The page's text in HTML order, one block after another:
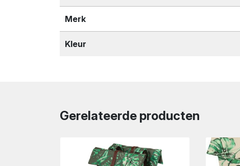
Merk
Kleur
Gerelateerde producten